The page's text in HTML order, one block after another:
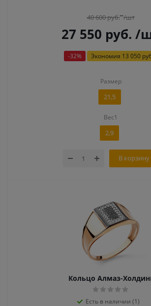
40 600руб. /шт
27 550 руб. /
-32% Экономия 13 050
Размер
21,5
Вес1
2,9
В корзину
Кольцо Алмаз-
Есть в наличии (1)